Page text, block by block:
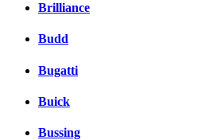
Brilliance
Budd
Bugatti
Buick
Bussing